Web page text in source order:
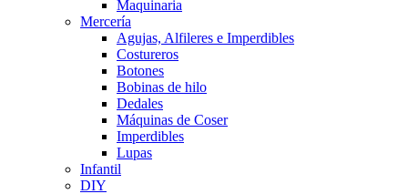
Maquinaria
Mercería
Agujas, Alfileres e Imperdibles
Costureros
Botones
Bobinas de hilo
Dedales
Máquinas de Coser
Imperdibles
Lupas
Infantil
DIY